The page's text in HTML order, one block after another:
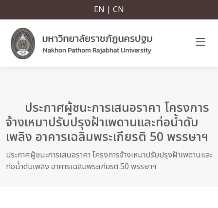
EN | CN
ประกาศผู้ชนะการเสนอราคา โครงการ
จ้างเหมาปรับปรุงฝ้าเพดานและท่อน้ำดับ
เพลิง อาคารเฉลิมพระเกียรติ 50 พรรษาฯ
ประกาศผู้ชนะการเสนอราคา โครงการจ้างเหมาปรับปรุงฝ้าเพดานและ
ท่อน้ำดับเพลิง อาคารเฉลิมพระเกียรติ 50 พรรษาฯ